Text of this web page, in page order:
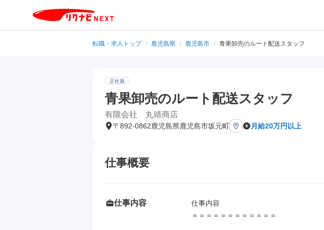
転職・求人トップ / 鹿児島県 / 鹿児島市 / 青果卸売のルート配送スタッフ
正社員
青果卸売のルート配送スタッフ
有限会社 丸靖商店
〒892-0862鹿児島県鹿児島市坂元町 月給20万円以上
仕事概要
仕事内容
仕事内容
＝＝＝＝＝＝＝＝＝＝＝＝